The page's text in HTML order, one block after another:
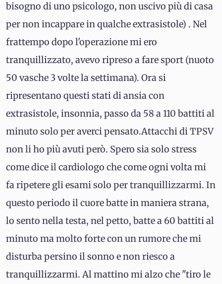
bisogno di uno psicologo, non uscivo più di casa
per non incappare in qualche extrasistole) . Nel
frattempo dopo l'operazione mi ero
tranquillizzato, avevo ripreso a fare sport (nuoto
50 vasche 3 volte la settimana). Ora si
ripresentano questi stati di ansia con
extrasistole, insonnia, passo da 58 a 110 battiti al
minuto solo per averci pensato.Attacchi di TPSV
non li ho più avuti però. Spero sia solo stress
come dice il cardiologo che come ogni volta mi
fa ripetere gli esami solo per tranquillizzarmi. In
questo periodo il cuore batte in maniera strana,
lo sento nella testa, nel petto, batte a 60 battiti al
minuto ma molto forte con un rumore che mi
disturba persino il sonno e non riesco a
tranquillizzarmi. Al mattino mi alzo che "tiro le